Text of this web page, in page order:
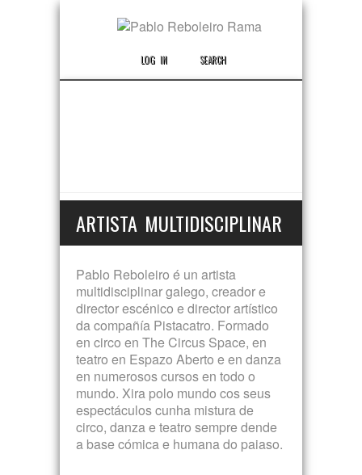
LOG IN SEARCH
ARTISTA MULTIDISCIPLINAR
Pablo Reboleiro é un artista
multidisciplinar galego, creador e
director escénico e director artístico
da compañía Pistacatro. Formado
en circo en The Circus Space, en
teatro en Espazo Aberto e en danza
en numerosos cursos en todo o
mundo. Xira polo mundo cos seus
espectáculos cunha mistura de
circo, danza e teatro sempre dende
a base cómica e humana do paiaso.